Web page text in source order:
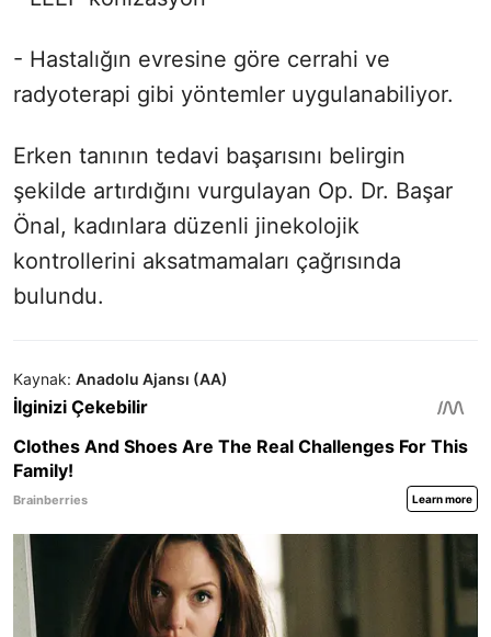
- Hastalığın evresine göre cerrahi ve
radyoterapi gibi yöntemler uygulanabiliyor.
Erken tanının tedavi başarısını belirgin
şekilde artırdığını vurgulayan Op. Dr. Başar
Önal, kadınlara düzenli jinekolojik
kontrollerini aksatmamaları çağrısında
bulundu.
Kaynak: Anadolu Ajansı (AA)